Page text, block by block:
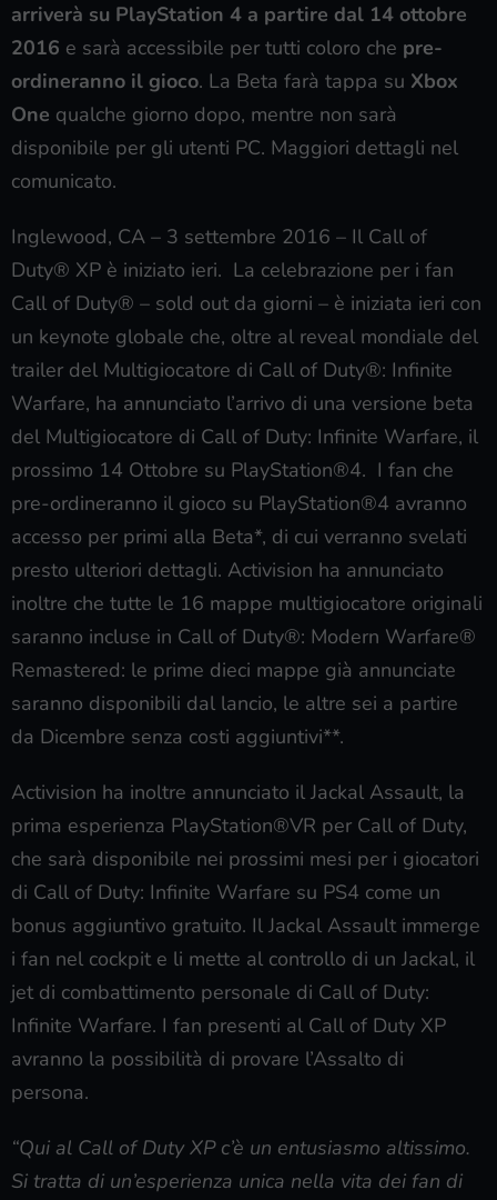
arriverà su PlayStation 4 a partire dal 14 ottobre
2016 e sarà accessibile per tutti coloro che pre-
ordineranno il gioco. La Beta farà tappa su Xbox
One qualche giorno dopo, mentre non sarà
disponibile per gli utenti PC. Maggiori dettagli nel
comunicato.
Inglewood, CA – 3 settembre 2016 – Il Call of
Duty® XP è iniziato ieri. La celebrazione per i fan
Call of Duty® – sold out da giorni – è iniziata ieri con
un keynote globale che, oltre al reveal mondiale del
trailer del Multigiocatore di Call of Duty®: Infinite
Warfare, ha annunciato l’arrivo di una versione beta
del Multigiocatore di Call of Duty: Infinite Warfare, il
prossimo 14 Ottobre su PlayStation®4. I fan che
pre-ordineranno il gioco su PlayStation®4 avranno
accesso per primi alla Beta*, di cui verranno svelati
presto ulteriori dettagli. Activision ha annunciato
inoltre che tutte le 16 mappe multigiocatore originali
saranno incluse in Call of Duty®: Modern Warfare®
Remastered: le prime dieci mappe già annunciate
saranno disponibili dal lancio, le altre sei a partire
da Dicembre senza costi aggiuntivi**.
Activision ha inoltre annunciato il Jackal Assault, la
prima esperienza PlayStation®VR per Call of Duty,
che sarà disponibile nei prossimi mesi per i giocatori
di Call of Duty: Infinite Warfare su PS4 come un
bonus aggiuntivo gratuito. Il Jackal Assault immerge
i fan nel cockpit e li mette al controllo di un Jackal, il
jet di combattimento personale di Call of Duty:
Infinite Warfare. I fan presenti al Call of Duty XP
avranno la possibilità di provare l’Assalto di
persona.
“Qui al Call of Duty XP c’è un entusiasmo altissimo.
Si tratta di un’esperienza unica nella vita dei fan di